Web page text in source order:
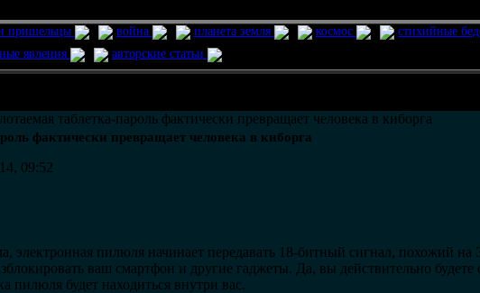
пришельцы война планета земля космос стихийные
явления авторские статьи
таблетка-пароль фактически превращает человека в киборга
фактически превращает человека в киборга
09:52
электронная пилюля начинает передавать 18-битный сигнал, похожий на
ваш смартфон и другие гаджеты. Да, вы действительно
пилюля будет находиться внутри вас.